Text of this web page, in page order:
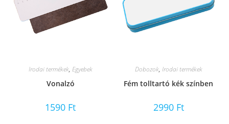
Irodai termékek, Egyebek
Vonalzó
1590 Ft
Dobozok, Irodai termékek
Fém tolltartó kék színben
2990 Ft